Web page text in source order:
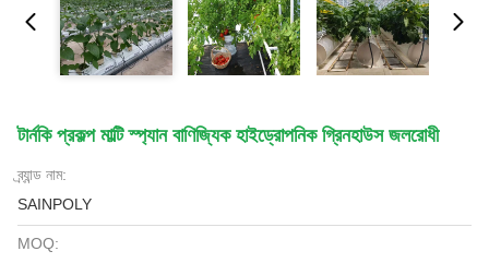
টার্নকি প্রকল্প মাল্টি স্প্যান বাণিজ্যিক হাইড্রোপনিক গ্রিনহাউস জলরোধী
ব্র্যান্ড নাম:
SAINPOLY
MOQ: